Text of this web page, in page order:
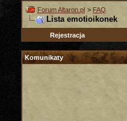
Forum Altaron.pl > FAQ
Lista emotioikonek
Rejestracja
Komunikaty